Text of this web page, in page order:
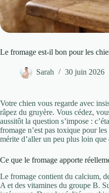
Le fromage est-il bon pour les
Sarah 30 juin 2026
Votre chien vous regarde avec
râpez du gruyère. Vous cédez,
aussitôt la question s’impose :
fromage n’est pas toxique pour
mérite d’aller un peu plus loin que
Ce que le fromage apporte
Le fromage contient du calcium,
A et des vitamines du groupe B.